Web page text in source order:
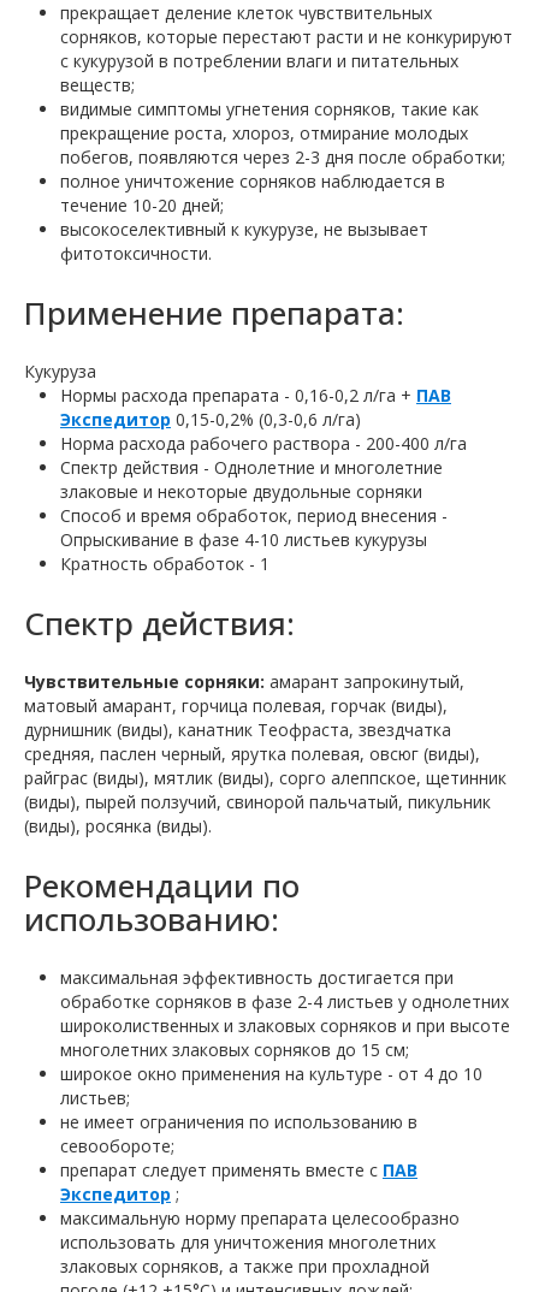
прекращает деление клеток чувствительных
сорняков, которые перестают расти и не конкурируют
с кукурузой в потреблении влаги и питательных
веществ;
видимые симптомы угнетения сорняков, такие как
прекращение роста, хлороз, отмирание молодых
побегов, появляются через 2-3 дня после обработки;
полное уничтожение сорняков наблюдается в
течение 10-20 дней;
высокоселективный к кукурузе, не вызывает
фитотоксичности.
Применение препарата:
Кукуруза
Нормы расхода препарата - 0,16-0,2 л/га + ПАВ
Экспедитор 0,15-0,2% (0,3-0,6 л/га)
Норма расхода рабочего раствора - 200-400 л/га
Спектр действия - Однолетние и многолетние
злаковые и некоторые двудольные сорняки
Способ и время обработок, период внесения -
Опрыскивание в фазе 4-10 листьев кукурузы
Кратность обработок - 1
Спектр действия:
Чувствительные сорняки: амарант запрокинутый,
матовый амарант, горчица полевая, горчак (виды),
дурнишник (виды), канатник Теофраста, звездчатка
средняя, паслен черный, ярутка полевая, овсюг (виды),
райграс (виды), мятлик (виды), сорго алеппское, щетинник
(виды), пырей ползучий, свинорой пальчатый, пикульник
(виды), росянка (виды).
Рекомендации по
использованию:
максимальная эффективность достигается при
обработке сорняков в фазе 2-4 листьев у однолетних
широколиственных и злаковых сорняков и при высоте
многолетних злаковых сорняков до 15 см;
широкое окно применения на культуре - от 4 до 10
листьев;
не имеет ограничения по использованию в
севообороте;
препарат следует применять вместе с ПАВ
Экспедитор ;
максимальную норму препарата целесообразно
использовать для уничтожения многолетних
злаковых сорняков, а также при прохладной